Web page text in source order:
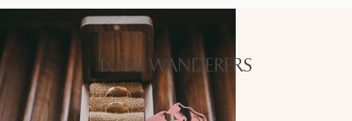
LOVE WANDERERS